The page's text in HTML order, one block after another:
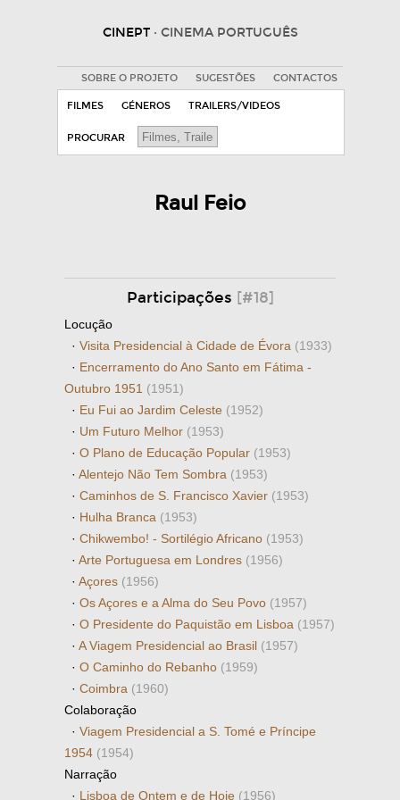
CINEPT · CINEMA PORTUGUÊS
SOBRE O PROJETO SUGESTÕES CONTACTOS
FILMES GÉNEROS TRAILERS/VIDEOS
PROCURAR
Raul Feio
Participações [#18]
Locução
· Visita Presidencial à Cidade de Évora (1933)
· Encerramento do Ano Santo em Fátima -
Outubro 1951 (1951)
· Eu Fui ao Jardim Celeste (1952)
· Um Futuro Melhor (1953)
· O Plano de Educação Popular (1953)
· Alentejo Não Tem Sombra (1953)
· Caminhos de S. Francisco Xavier (1953)
· Hulha Branca (1953)
· Chikwembo! - Sortilégio Africano (1953)
· Arte Portuguesa em Londres (1956)
· Açores (1956)
· Os Açores e a Alma do Seu Povo (1957)
· O Presidente do Paquistão em Lisboa (1957)
· A Viagem Presidencial ao Brasil (1957)
· O Caminho do Rebanho (1959)
· Coimbra (1960)
Colaboração
· Viagem Presidencial a S. Tomé e Príncipe
1954 (1954)
Narração
· Lisboa de Ontem e de Hoje (1956)